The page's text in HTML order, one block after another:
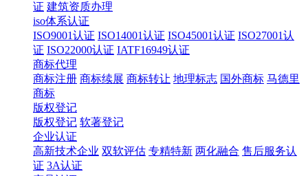
证 建筑资质办理
iso体系认证
ISO9001认证 ISO14001认证 ISO45001认证 ISO27001认
证 ISO22000认证 IATF16949认证
商标代理
商标注册 商标续展 商标转让 地理标志 国外商标 马德里
商标
版权登记
版权登记 软著登记
企业认证
高新技术企业 双软评估 专精特新 两化融合 售后服务认
证 3A认证